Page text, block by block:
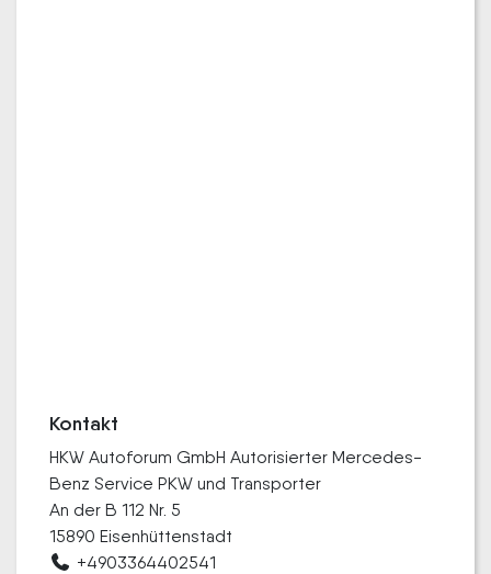
Kontakt
HKW Autoforum GmbH Autorisierter Mercedes-
Benz Service PKW und Transporter
An der B 112 Nr. 5
15890 Eisenhüttenstadt
+4903364402541